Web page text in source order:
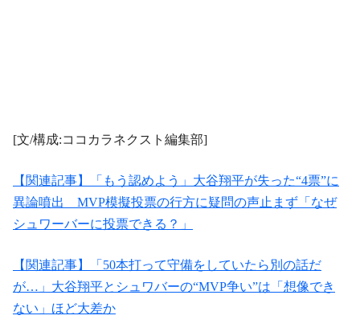
[文/構成:ココカラネクスト編集部]
【関連記事】「もう認めよう」大谷翔平が失った“4票”に
異論噴出 MVP模擬投票の行方に疑問の声止まず「なぜ
シュワーバーに投票できる？」
【関連記事】「50本打って守備をしていたら別の話だ
が…」大谷翔平とシュワバーの“MVP争い”は「想像でき
ない」ほど大差か